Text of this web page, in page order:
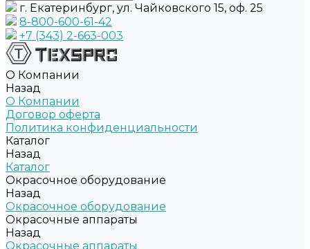
г. Екатеринбург, ул. Чайковского 15, оф. 25
8-800-600-61-42
+7 (343) 2-663-003
О Компании
Назад
О Компании
Договор оферта
Политика конфиденциальности
Каталог
Назад
Каталог
Окрасочное оборудование
Назад
Окрасочное оборудование
Окрасочные аппараты
Назад
Окрасочные аппараты